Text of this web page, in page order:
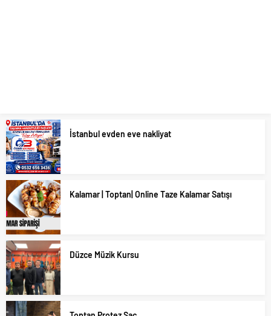
İstanbul evden eve nakliyat
Kalamar | Toptan| Online Taze Kalamar Satışı
Düzce Müzik Kursu